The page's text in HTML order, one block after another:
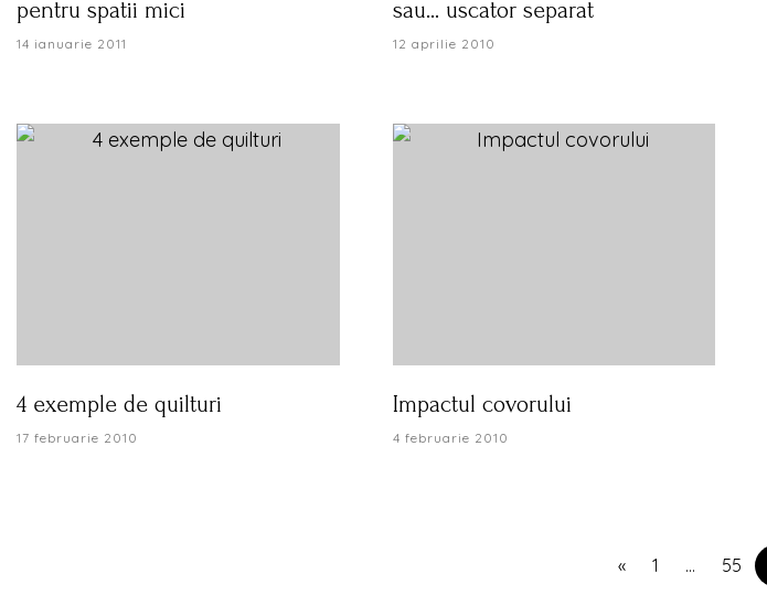
pentru spatii mici
14 ianuarie 2011
sau… uscator separat
12 aprilie 2010
4 exemple de quilturi
17 februarie 2010
Impactul covorului
4 februarie 2010
« 1 … 55